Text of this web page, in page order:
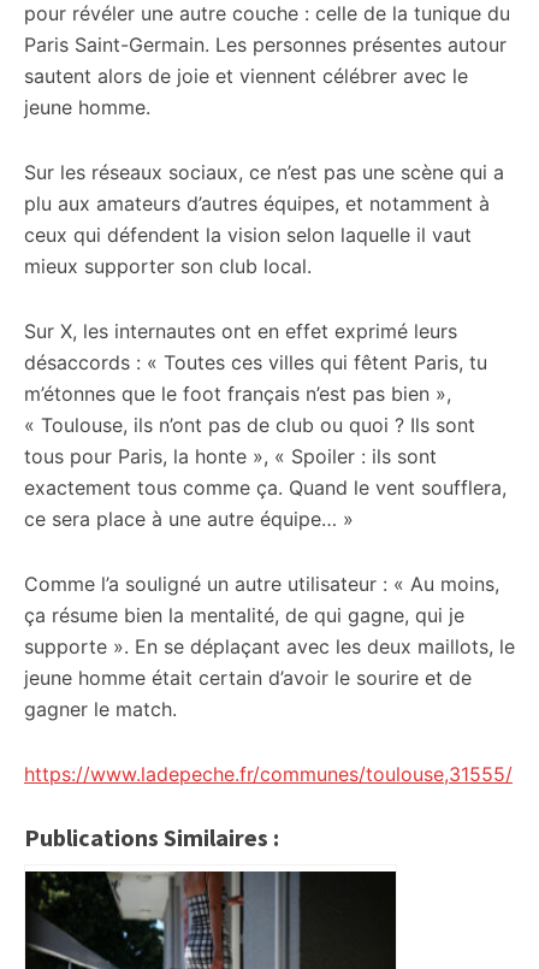
pour révéler une autre couche : celle de la tunique du
Paris Saint-Germain. Les personnes présentes autour
sautent alors de joie et viennent célébrer avec le
jeune homme.
Sur les réseaux sociaux, ce n’est pas une scène qui a
plu aux amateurs d’autres équipes, et notamment à
ceux qui défendent la vision selon laquelle il vaut
mieux supporter son club local.
Sur X, les internautes ont en effet exprimé leurs
désaccords : « Toutes ces villes qui fêtent Paris, tu
m’étonnes que le foot français n’est pas bien »,
« Toulouse, ils n’ont pas de club ou quoi ? Ils sont
tous pour Paris, la honte », « Spoiler : ils sont
exactement tous comme ça. Quand le vent soufflera,
ce sera place à une autre équipe… »
Comme l’a souligné un autre utilisateur : « Au moins,
ça résume bien la mentalité, de qui gagne, qui je
supporte ». En se déplaçant avec les deux maillots, le
jeune homme était certain d’avoir le sourire et de
gagner le match.
https://www.ladepeche.fr/communes/toulouse,31555/
Publications Similaires :